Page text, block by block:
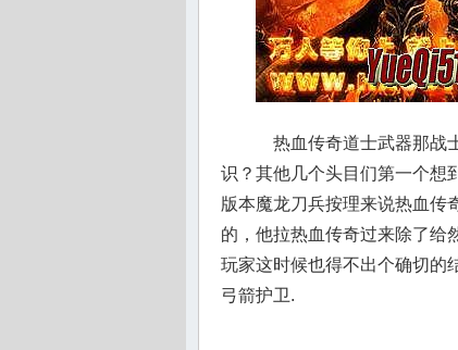
热血传奇道士武器那战
识？其他几个头目们第一个想
版本魔龙刀兵按理来说热血传
的，他拉热血传奇过来除了给
玩家这时候也得不出个确切的
弓箭护卫.